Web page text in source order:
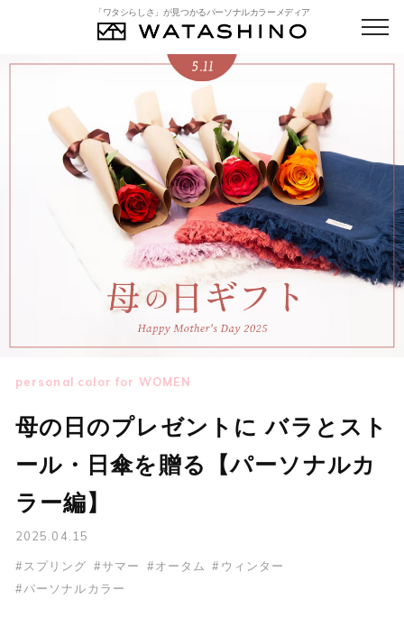
「ワタシらしさ」が見つかるパーソナルカラーメディア
personal color for WOMEN
母の日のプレゼントに バラとスト
ール・日傘を贈る【パーソナルカ
ラー編】
2025.04.15
#スプリング #サマー #オータム #ウィンター
#パーソナルカラー